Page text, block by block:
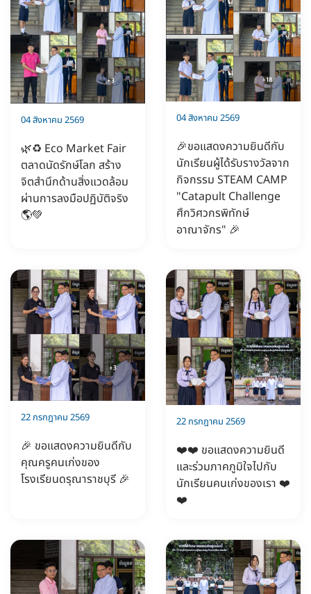
04 สิงหาคม 2569
🌿♻️ Eco Market Fair
ตลาดนัดรักษ์โลก สร้าง
จิตสำนึกด้านสิ่งแวดล้อม
ผ่านการลงมือปฏิบัติจริง
🌎💚
04 สิงหาคม 2569
🎉ขอแสดงความยินดีกับ
นักเรียนผู้ได้รับรางวัลจาก
กิจกรรม STEAM CAMP
"Catapult Challenge
ศึกวิศวกรพิทักษ์
อาณาจักร" 🎉
22 กรกฎาคม 2569
🎉 ขอแสดงความยินดีกับ
คุณครูคนเก่งของ
โรงเรียนดรุณาราชบุรี 🎉
22 กรกฎาคม 2569
❤️❤️ ขอแสดงความยินดี
และร่วมภาคภูมิใจไปกับ
นักเรียนคนเก่งของเรา ❤️
❤️